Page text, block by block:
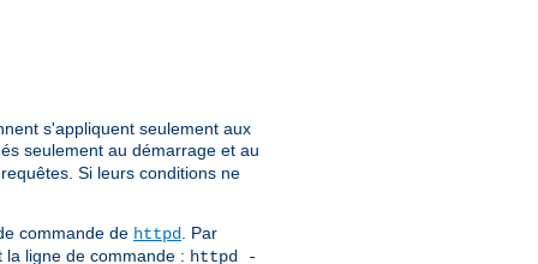
s'appliquent seulement aux
seulement au démarrage et au
Si leurs conditions ne
commande de httpd
. Par
ligne de commande : httpd -